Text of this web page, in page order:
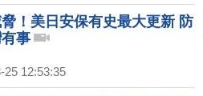
！美日安保有史最大更新 防
事
25 12:53:35